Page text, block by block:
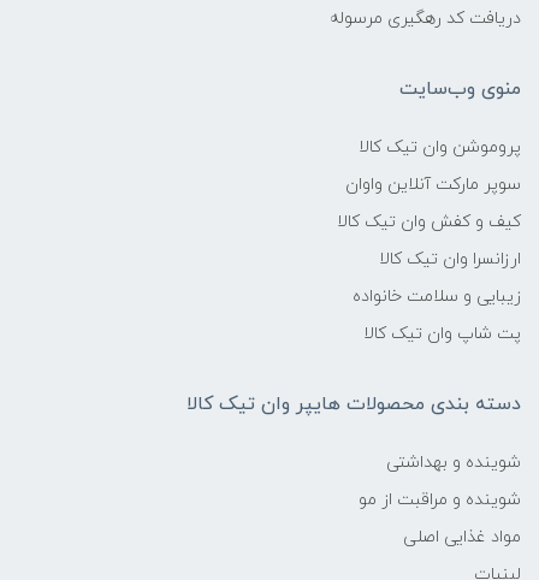
دریافت کد رهگیری مرسوله
منوی وب‌سایت
پروموشن وان تیک کالا
سوپر مارکت آنلاین واوان
کیف و کفش وان تیک کالا
ارزانسرا وان تیک کالا
زیبایی و سلامت خانواده
پت شاپ وان تیک کالا
دسته بندی محصولات هایپر وان تیک کالا
شوینده و بهداشتی
شوینده و مراقبت از مو
مواد غذایی اصلی
لبنیات